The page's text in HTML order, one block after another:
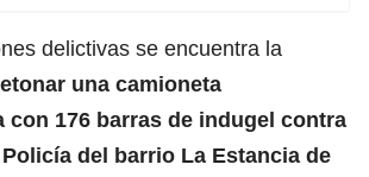
delictivas se encuentra la
una camioneta
con 176 barras de indugel contra
del barrio La Estancia de